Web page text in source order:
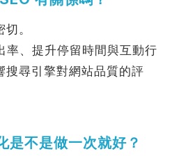
。
率、提升停留時間與互動行
搜尋引擎對網站品質的評
是不是做一次就好？